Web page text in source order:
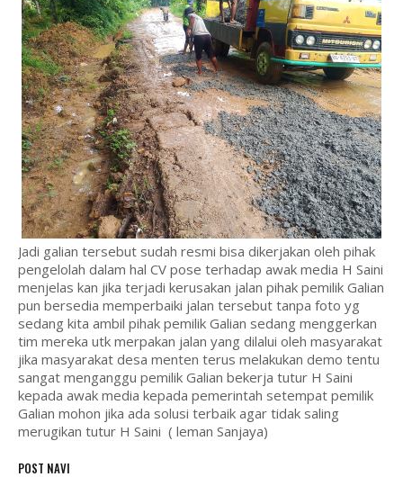
Jadi galian tersebut sudah resmi bisa dikerjakan oleh pihak
pengelolah dalam hal CV pose terhadap awak media H Saini
menjelas kan jika terjadi kerusakan jalan pihak pemilik Galian
pun bersedia memperbaiki jalan tersebut tanpa foto yg
sedang kita ambil pihak pemilik Galian sedang menggerkan
tim mereka utk merpakan jalan yang dilalui oleh masyarakat
jika masyarakat desa menten terus melakukan demo tentu
sangat menganggu pemilik Galian bekerja tutur H Saini
kepada awak media kepada pemerintah setempat pemilik
Galian mohon jika ada solusi terbaik agar tidak saling
merugikan tutur H Saini ( leman Sanjaya)
POST NAVI